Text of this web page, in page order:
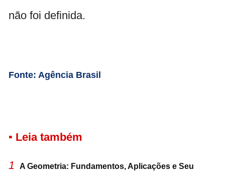
não foi definida.
Fonte: Agência Brasil
▪ Leia também
1 A Geometria: Fundamentos, Aplicações e Seu